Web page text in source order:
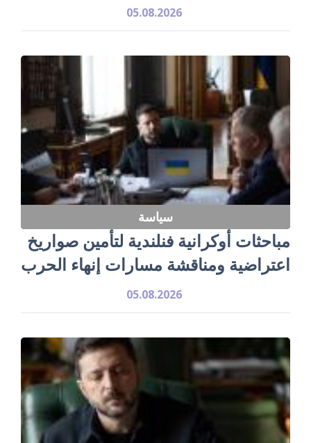
05.08.2026
سياسة
مباحثات أوكرانية فنلندية لتأمين صواريخ
اعتراضية ومناقشة مسارات إنهاء الحرب
05.08.2026